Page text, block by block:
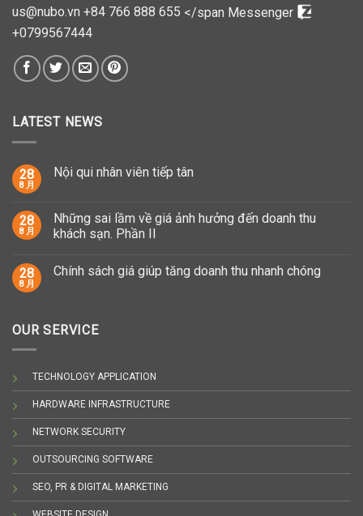
us@nubo.vn +84 766 888 655 </span Messenger
+0799567444
LATEST NEWS
28
8 月
Nội qui nhân viên tiếp tân
28
8 月
Những sai lầm về giá ảnh hưởng đến doanh thu
khách sạn. Phần II
28
8 月
Chính sách giá giúp tăng doanh thu nhanh chóng
OUR SERVICE
TECHNOLOGY APPLICATION
HARDWARE INFRASTRUCTURE
NETWORK SECURITY
OUTSOURCING SOFTWARE
SEO, PR & DIGITAL MARKETING